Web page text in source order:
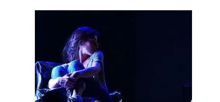
Se connecter